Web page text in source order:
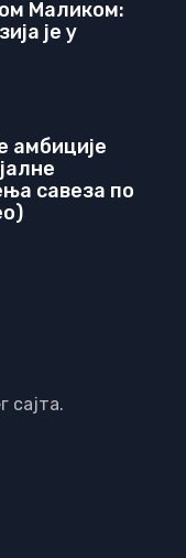
Маликом:
је у
амбиције
савеза по
сајта.